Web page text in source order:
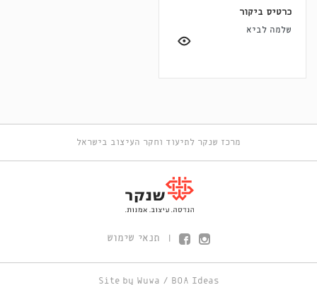
כרטיס ביקור
שלמה לביא
מרכז שנקר לתיעוד וחקר העיצוב בישראל
תנאי שימוש
Site by Wuwa / BOA Ideas